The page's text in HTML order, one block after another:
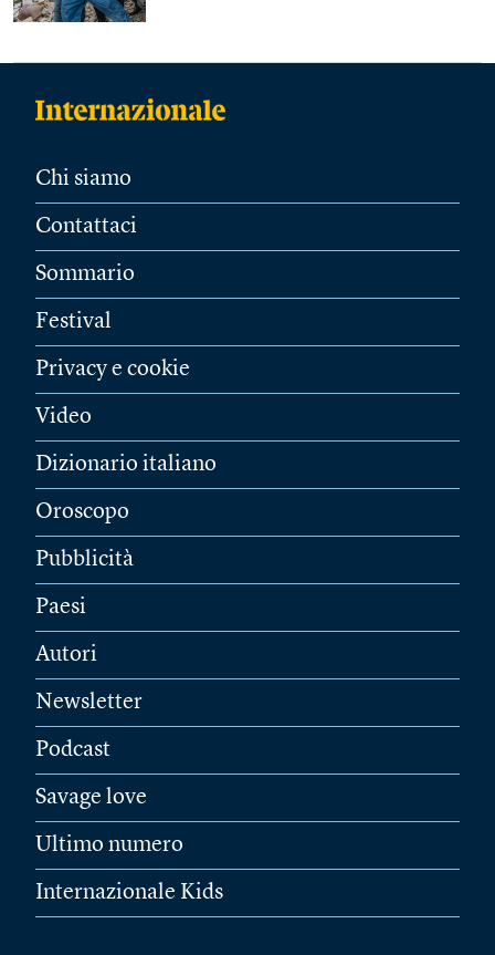
Chi siamo
Contattaci
Sommario
Festival
Privacy e cookie
Video
Dizionario italiano
Oroscopo
Pubblicità
Paesi
Autori
Newsletter
Podcast
Savage love
Ultimo numero
Internazionale Kids